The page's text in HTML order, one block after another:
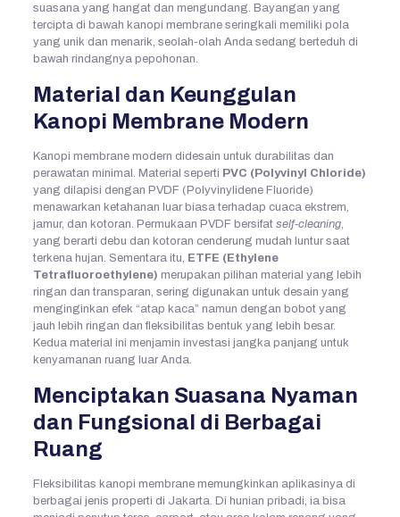
suasana yang hangat dan mengundang. Bayangan yang
tercipta di bawah kanopi membrane seringkali memiliki pola
yang unik dan menarik, seolah-olah Anda sedang berteduh di
bawah rindangnya pepohonan.
Material dan Keunggulan
Kanopi Membrane Modern
Kanopi membrane modern didesain untuk durabilitas dan
perawatan minimal. Material seperti PVC (Polyvinyl Chloride)
yang dilapisi dengan PVDF (Polyvinylidene Fluoride)
menawarkan ketahanan luar biasa terhadap cuaca ekstrem,
jamur, dan kotoran. Permukaan PVDF bersifat self-cleaning,
yang berarti debu dan kotoran cenderung mudah luntur saat
terkena hujan. Sementara itu, ETFE (Ethylene
Tetrafluoroethylene) merupakan pilihan material yang lebih
ringan dan transparan, sering digunakan untuk desain yang
menginginkan efek “atap kaca” namun dengan bobot yang
jauh lebih ringan dan fleksibilitas bentuk yang lebih besar.
Kedua material ini menjamin investasi jangka panjang untuk
kenyamanan ruang luar Anda.
Menciptakan Suasana Nyaman
dan Fungsional di Berbagai
Ruang
Fleksibilitas kanopi membrane memungkinkan aplikasinya di
berbagai jenis properti di Jakarta. Di hunian pribadi, ia bisa